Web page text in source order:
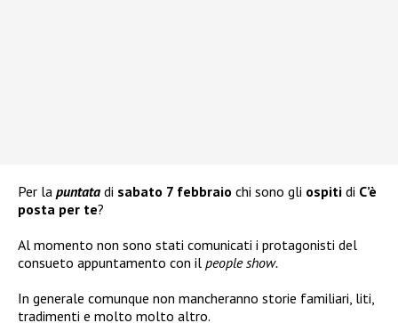
Per la puntata di sabato 7 febbraio chi sono gli ospiti di C’è
posta per te?
Al momento non sono stati comunicati i protagonisti del
consueto appuntamento con il people show.
In generale comunque non mancheranno storie familiari, liti,
tradimenti e molto molto altro.